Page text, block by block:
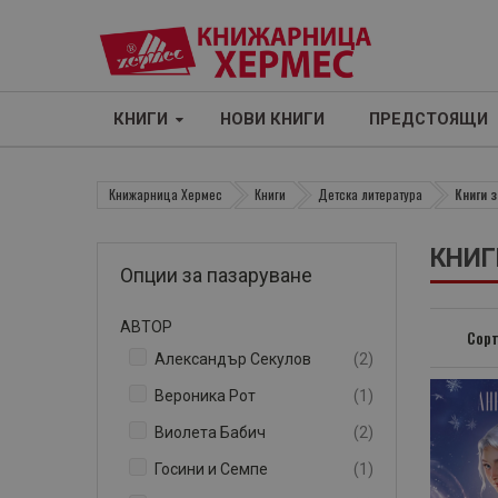
КНИГИ НОВИ КНИГИ ПРЕДСТОЯЩИ
Книжарница Хермес Книги Детска литература Книги
Опции за пазаруване
АВТОР
Александър Секулов
2артикули
Вероника Рот 1 артикул
Виолета Бабич 2артикули
Госини и Семпе 1 артикул